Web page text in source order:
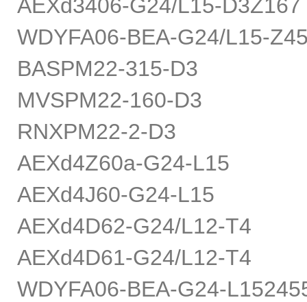
AEXd3406-G24/L15-D3Z167
WDYFA06-BEA-G24/L15-
BASPM22-315-D3
MVSPM22-160-D3
RNXPM22-2-D3
AEXd4Z60a-G24-L15
AEXd4J60-G24-L15
AEXd4D62-G24/L12-T4
AEXd4D61-G24/L12-T4
WDYFA06-BEA-G24-